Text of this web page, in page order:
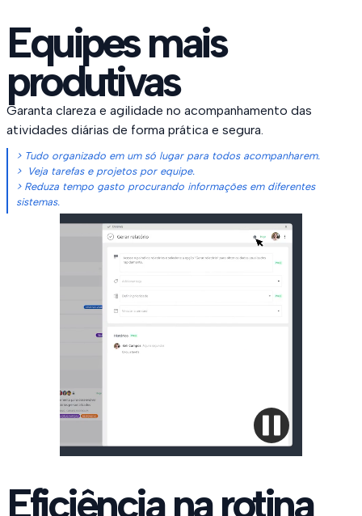
Equipes mais
produtivas
Garanta clareza e agilidade no acompanhamento das
atividades diárias de forma prática e segura.
> Tudo organizado em um só lugar para todos acompanharem.
> Veja tarefas e projetos por equipe.
> Reduza tempo gasto procurando informações em diferentes
sistemas.
Eficiência na rotina